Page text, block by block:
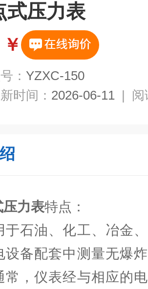
式压力表
￥
： YZXC-150
时间： 2026-06-11 | 阅
压力表特点：
于石油、化工、冶金
设备配套中测量无爆
常，仪表经与相应的